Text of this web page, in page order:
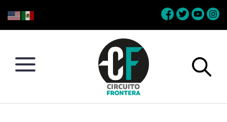
to
to
to
to
Conéctate